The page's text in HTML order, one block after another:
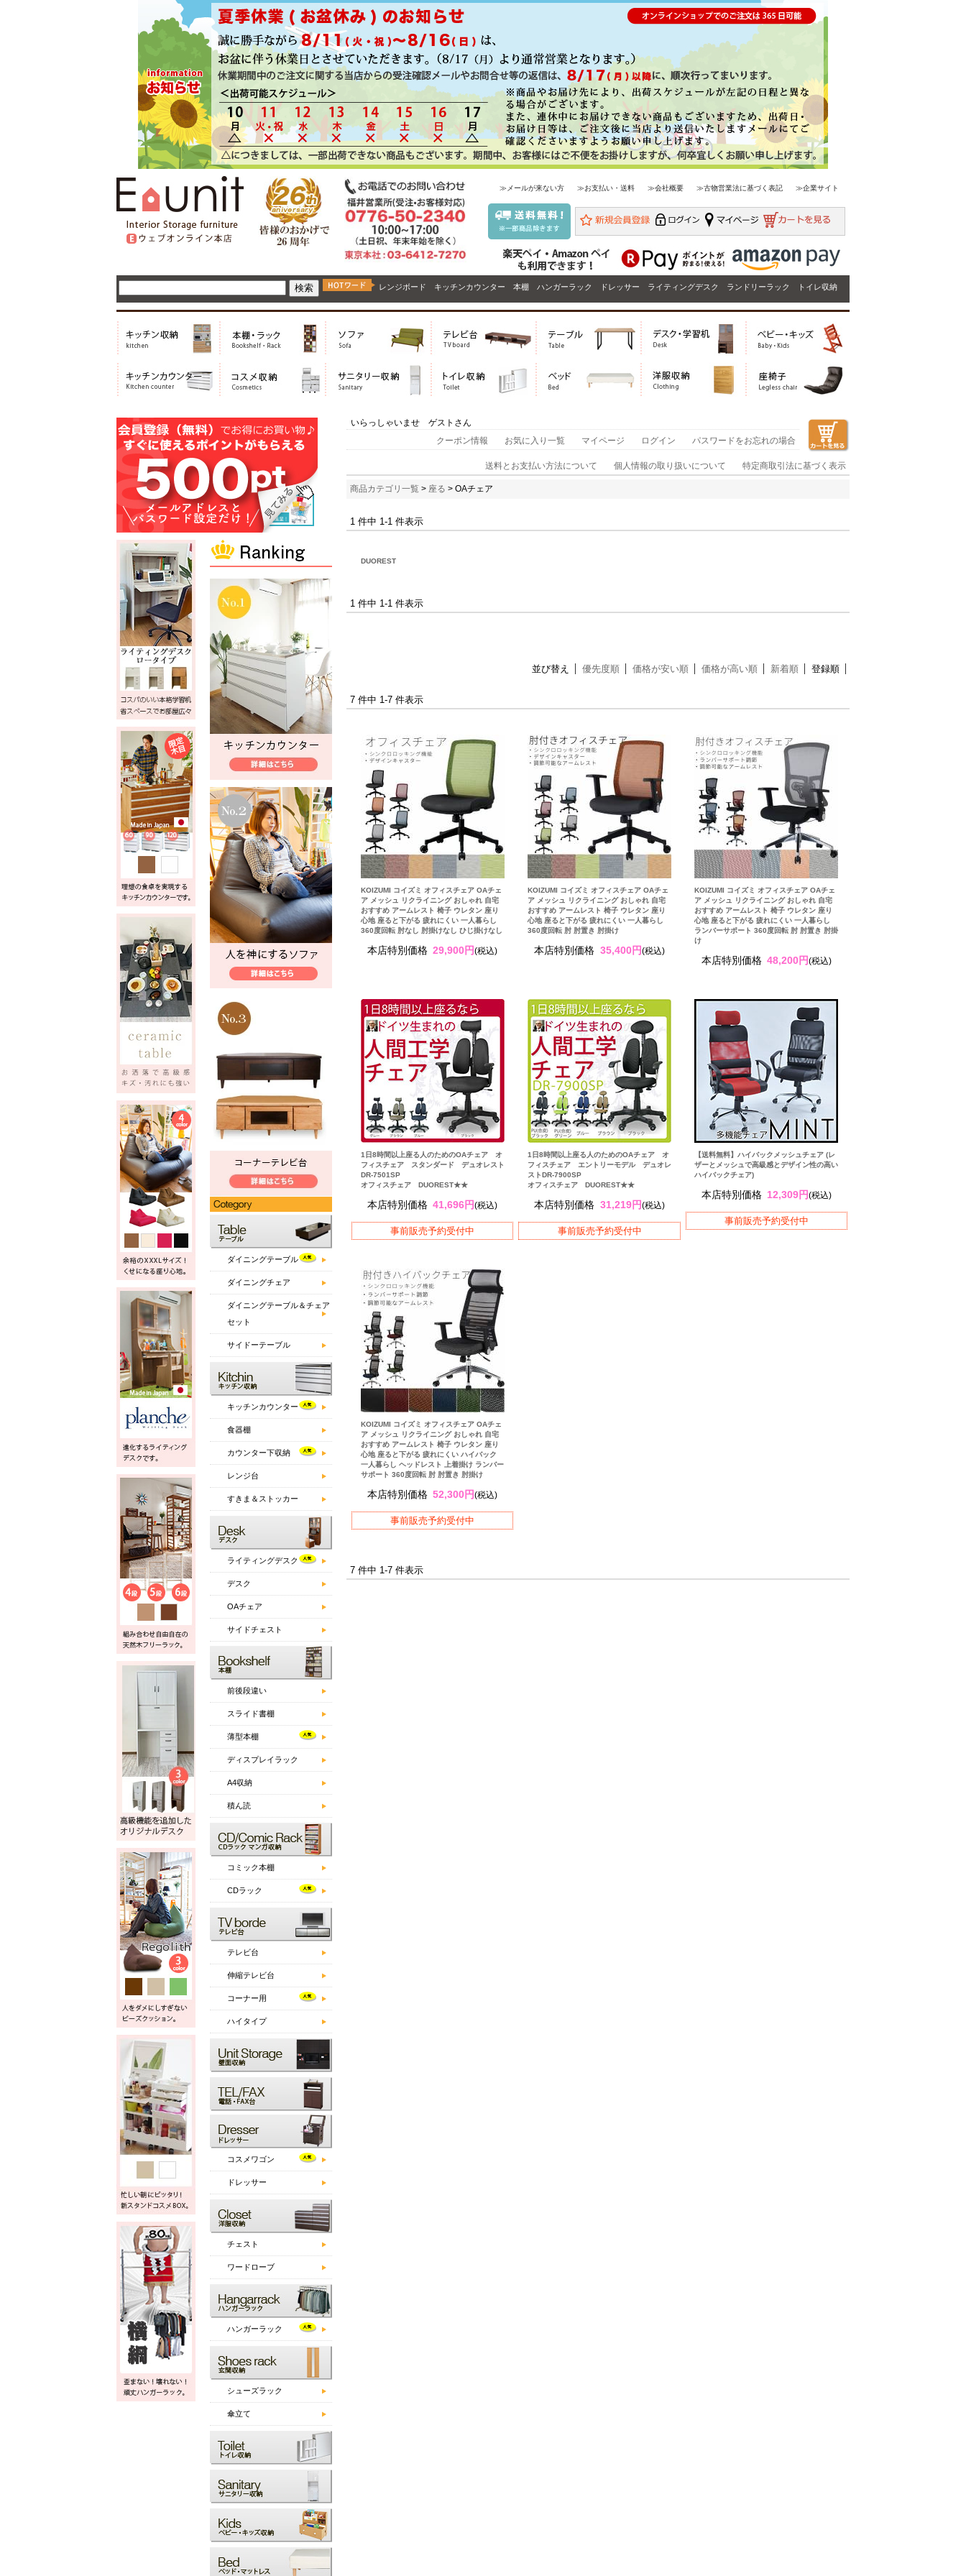
≫メールが来ない方 ≫お支払い・送料 ≫会社概要 ≫古物営業法に基づく表記 ≫企業サイト
レンジボード キッチンカウンター 本棚 ハンガーラック ドレッサー ライティングデスク ランドリーラック トイレ収納
ダイニングテーブル
ダイニングチェア
ダイニングテーブル＆チェア
セット
サイドーテーブル
キッチンカウンター
食器棚
カウンター下収納
レンジ台
すきま＆ストッカー
ライティングデスク
デスク
OAチェア
サイドチェスト
前後段違い
スライド書棚
薄型本棚
ディスプレイラック
A4収納
積ん読
コミック本棚
CDラック
テレビ台
伸縮テレビ台
コーナー用
ハイタイプ
コスメワゴン
ドレッサー
チェスト
ワードローブ
ハンガーラック
シューズラック
傘立て
いらっしゃいませ ゲストさん
クーポン情報
お気に入り一覧 マイページ ログイン パスワードをお忘れの場合
送料とお支払い方法について 個人情報の取り扱いについて 特定商取引法に基づく表示
商品カテゴリ一覧 > 座る > OAチェア
1 件中 1-1 件表示
DUOREST
1 件中 1-1 件表示
並び替え 優先度順 価格が安い順 価格が高い順 新着順 登録順
7 件中 1-7 件表示
KOIZUMI コイズミ オフィスチェア OAチェ
ア メッシュ リクライニング おしゃれ 自宅
おすすめ アームレスト 椅子 ウレタン 座り
心地 座ると下がる 疲れにくい 一人暮らし
360度回転 肘なし 肘掛けなし ひじ掛けなし
本店特別価格 29,900円(税込)
KOIZUMI コイズミ オフィスチェア OAチェ
ア メッシュ リクライニング おしゃれ 自宅
おすすめ アームレスト 椅子 ウレタン 座り
心地 座ると下がる 疲れにくい 一人暮らし
360度回転 肘 肘置き 肘掛け
本店特別価格 35,400円(税込)
KOIZUMI コイズミ オフィスチェア OAチェ
ア メッシュ リクライニング おしゃれ 自宅
おすすめ アームレスト 椅子 ウレタン 座り
心地 座ると下がる 疲れにくい 一人暮らし
ランバーサポート 360度回転 肘 肘置き 肘掛
け
本店特別価格 48,200円(税込)
1日8時間以上座る人のためのOAチェア オ
フィスチェア スタンダード デュオレスト
DR-7501SP
オフィスチェア DUOREST★★
本店特別価格 41,696円(税込)
事前販売予約受付中
1日8時間以上座る人のためのOAチェア オ
フィスチェア エントリーモデル デュオレ
ストDR-7900SP
オフィスチェア DUOREST★★
本店特別価格 31,219円(税込)
事前販売予約受付中
【送料無料】ハイバックメッシュチェア (レ
ザーとメッシュで高級感とデザイン性の高い
ハイバックチェア)
本店特別価格 12,309円(税込)
事前販売予約受付中
KOIZUMI コイズミ オフィスチェア OAチェ
ア メッシュ リクライニング おしゃれ 自宅
おすすめ アームレスト 椅子 ウレタン 座り
心地 座ると下がる 疲れにくい ハイバック
一人暮らし ヘッドレスト 上着掛け ランバー
サポート 360度回転 肘 肘置き 肘掛け
本店特別価格 52,300円(税込)
事前販売予約受付中
7 件中 1-7 件表示